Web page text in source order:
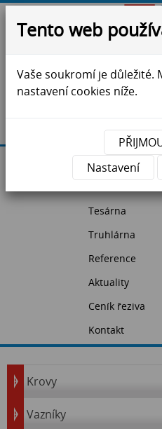
ZS Jihlava - krovy,
Úvodní strana
Tesárna
Truhlárna
Reference
Aktuality
Ceník řeziva
Kontakt
Krovy
Vazníky
Tento web
Vaše soukromí je důležité.
nastavení cookies níže.
Nastavení